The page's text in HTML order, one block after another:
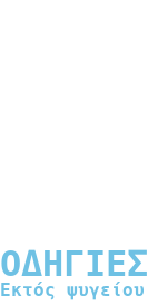
Εκτός ψυγείου